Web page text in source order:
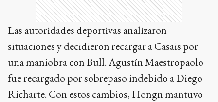
Las autoridades deportivas analizaron
situaciones y decidieron recargar a Casais por
una maniobra con Bull. Agustín Maestropaolo
fue recargado por sobrepaso indebido a Diego
Richarte. Con estos cambios, Hongn mantuvo